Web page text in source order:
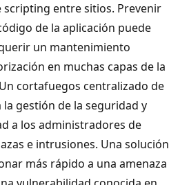
scripting entre sitios. Prevenir
de la aplicación puede
un mantenimiento
en muchas capas de la
cortafuegos centralizado de
gestión de la seguridad y
a los administradores de
e intrusiones. Una solución
más rápido a una amenaza